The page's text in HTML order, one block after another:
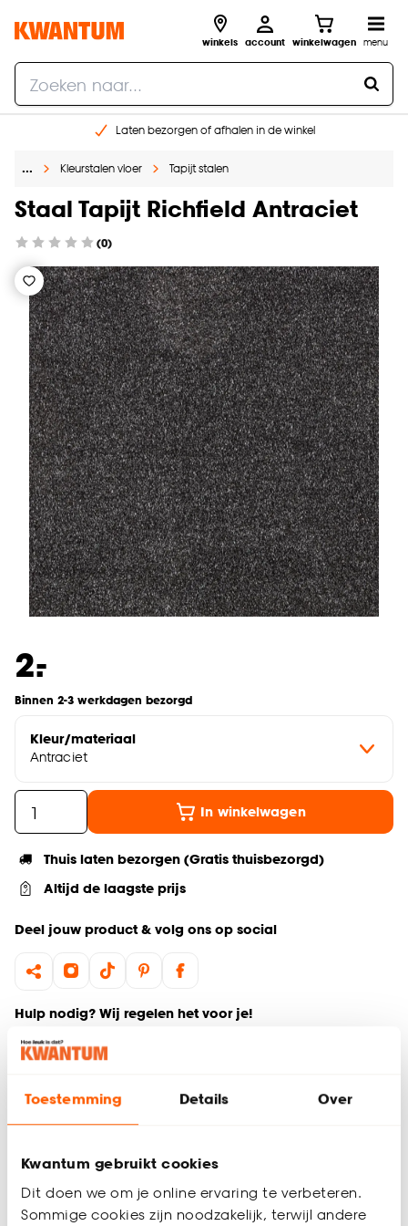
Toestemming Details Over
Kwantum gebruikt cookies
Dit doen we om je online ervaring te verbeteren.
Sommige cookies zijn noodzakelijk, terwijl andere
winkels account winkelwagen menu
Laten bezorgen of afhalen in de winkel
Gratis raam advies en inmeten aan huis
… Kleurstalen vloer Tapijt stalen
Staal Tapijt Richfield Antraciet
(0)
2.
-
Binnen 2-3 werkdagen bezorgd
Kleur/materiaal
Antraciet
In winkelwagen
Thuis laten bezorgen (Gratis thuisbezorgd)
Altijd de laagste prijs
Deel jouw product & volg ons op social
Hulp nodig? Wij regelen het voor je!
Productomschrijving
interieur past? Bestel vrijblijvend één of meerdere kleurstalen
Zo ben je 100% zeker van de juiste keuze. De kleurstalen
worden binnen 2 à 3 werkdagen thuisbezorgd en passen